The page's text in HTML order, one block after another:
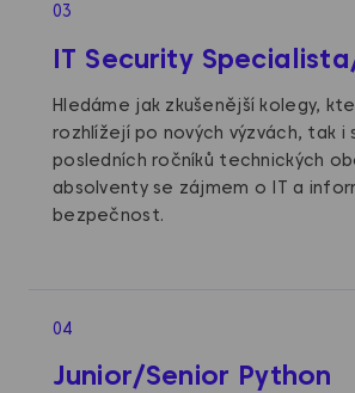
03
IT Security
Hledáme jak zkušenější kolegy,
rozhlížejí po nových výzvách, tak i
posledních ročníků technických
absolventy se zájmem o IT a
bezpečnost.
04
Junior/Senior Python